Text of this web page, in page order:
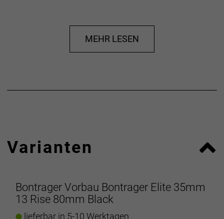
MEHR LESEN
Varianten
Bontrager Vorbau Bontrager Elite 35mm
13 Rise 80mm Black
lieferbar in 5-10 Werktagen